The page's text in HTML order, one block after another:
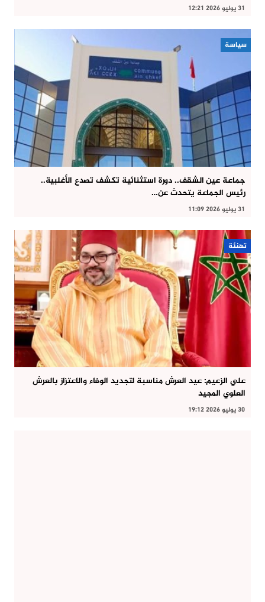
31 يوليو 2026 12:21
سياسة
جماعة عين الشقف.. دورة استثنائية تكشف تصدع الأغلبية..
رئيس الجماعة يتحدث عن…
31 يوليو 2026 11:09
تهنئة
علي الزعيم: عيد العرش مناسبة لتجديد الوفاء والاعتزاز بالعرش
العلوي المجيد
30 يوليو 2026 19:12